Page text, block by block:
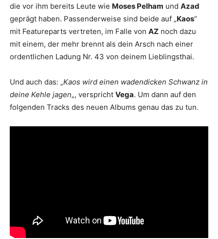
die vor ihm bereits Leute wie Moses Pelham und Azad
geprägt haben. Passenderweise sind beide auf „Kaos“
mit Featureparts vertreten, im Falle von AZ noch dazu
mit einem, der mehr brennt als dein Arsch nach einer
ordentlichen Ladung Nr. 43 von deinem Lieblingsthai.
Und auch das: „Kaos wird einen wadendicken Schwanz in
deine Kehle jagen„, verspricht Vega. Um dann auf den
folgenden Tracks des neuen Albums genau das zu tun.